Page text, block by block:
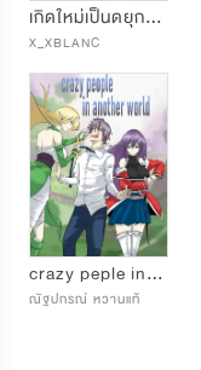
เกิดใหม่เป็นดยุกผู้โหดเหี้ยมอัญเชิญปีศาจที่เหี้ยมโหด
X_XBLANC
crazy peple in another world
ณัฐปกรณ์ หวานแท้